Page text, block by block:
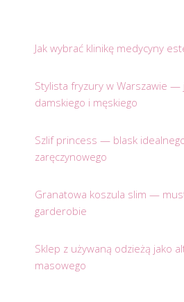
Jak wybrać klinikę medycyny
Stylista fryzury w Warszawie —
damskiego i męskiego
Szlif princess — blask
zaręczynowego
Granatowa koszula slim —
garderobie
Sklep z używaną odzieżą jako
masowego